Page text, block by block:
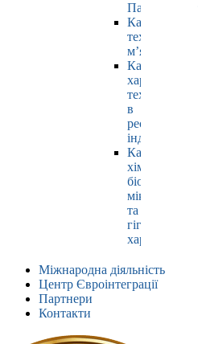
Павлюк
Кафедра
технології
м’яса
Кафедра
харчових
технологій
в
ресторанній
індустрії
Кафедра
хімії,
біохімії,
мікробіології
та
гігієни
харчування
Міжнародна діяльність
Центр Євроінтеграції
Партнери
Контакти